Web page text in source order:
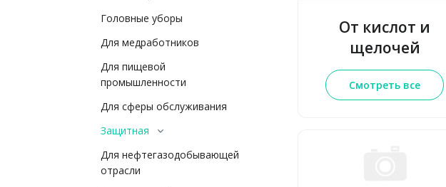
Головные уборы
Для медработников
Для пищевой
промышленности
Для сферы обслуживания
Защитная
Для нефтегазодобывающей
отрасли
От кислот и
щелочей
Смотреть все